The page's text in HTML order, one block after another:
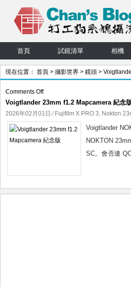
首頁 試鏡清單 相機
現在位置： 首頁 > 攝影世界 > 鏡頭 >
Comments Offon
Voigtlander
23mm
f1.2
Voigtlander 23mm f1.2 Mapcamera 紀念
2026年02月01日 ⁄ Fujifilm X PRO 3, Nokton
Voigtlander
NOKTON
SC。會否連